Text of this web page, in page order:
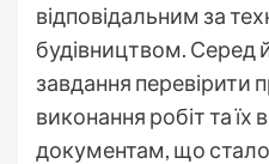
відповідальним за
будівництвом. Серед
завдання перевірити
виконання робіт та їх
документам, що